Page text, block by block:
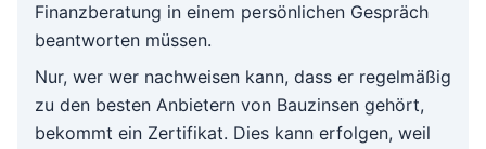
Finanzberatung in einem persönlichen Gespräch
beantworten müssen.
Nur, wer wer nachweisen kann, dass er regelmäßig
zu den besten Anbietern von Bauzinsen gehört,
bekommt ein Zertifikat. Dies kann erfolgen, weil